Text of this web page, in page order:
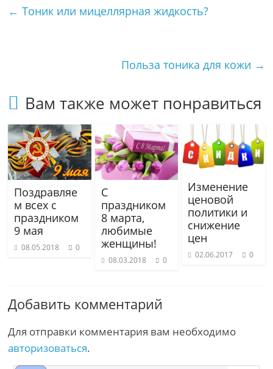
← Тоник или мицеллярная жидкость?
Польза тоника для кожи →
Вам также может понравиться
Поздравляе
м всех с
праздником
9 мая
08.05.2018 0
С
праздником
8 марта,
любимые
женщины!
08.03.2018 0
Изменение
ценовой
политики и
снижение
цен
02.06.2017 0
Добавить комментарий
Для отправки комментария вам необходимо
авторизоваться.